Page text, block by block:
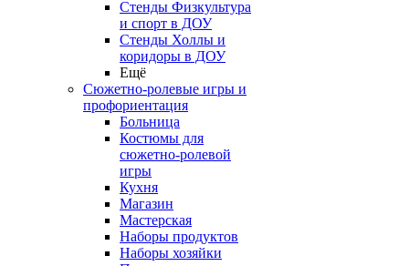
Стенды Физкультура
и спорт в ДОУ
Стенды Холлы и
коридоры в ДОУ
Ещё
Сюжетно-ролевые игры и
профориентация
Больница
Костюмы для
сюжетно-ролевой
игры
Кухня
Магазин
Мастерская
Наборы продуктов
Наборы хозяйки